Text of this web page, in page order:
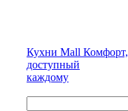
Кухни Mall Комфорт,
доступный
каждому